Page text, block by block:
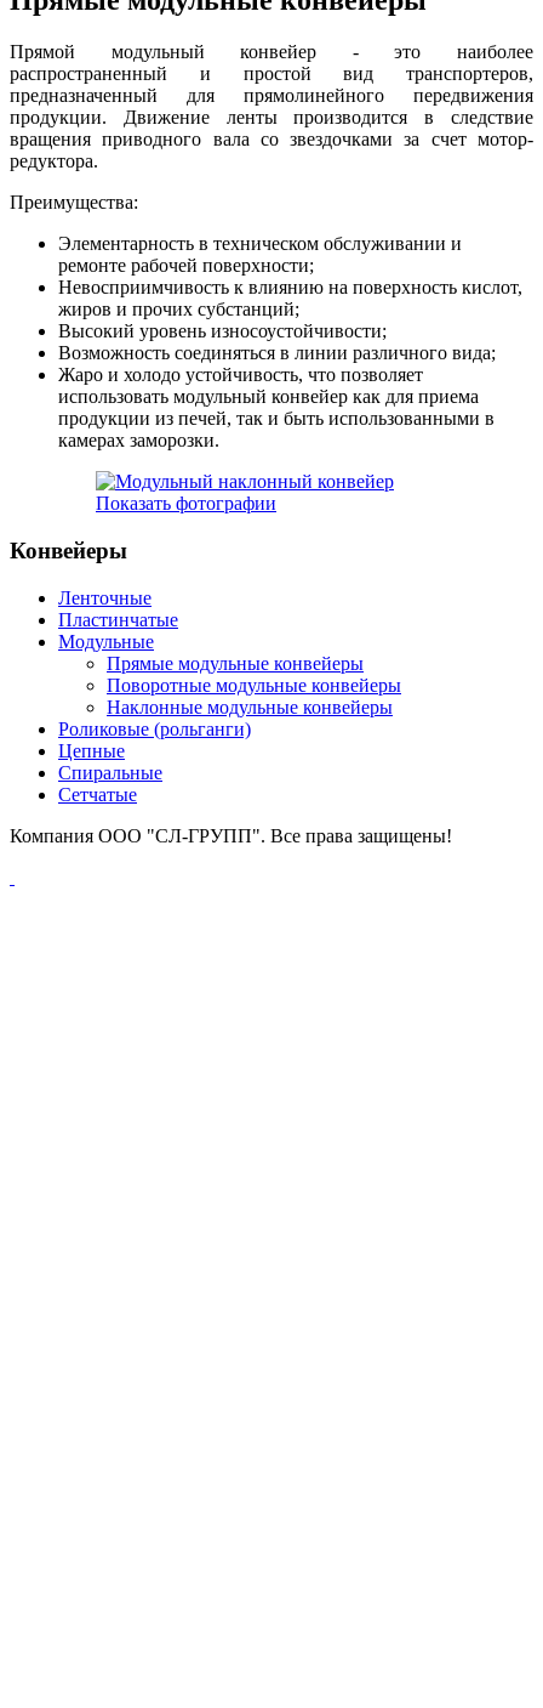
Прямой модульный конвейер - это наиболее
распространенный и простой вид транспортеров,
предназначенный для прямолинейного передвижения
продукции. Движение ленты производится в следствие
вращения приводного вала со звездочками за счет мотор-
редуктора.
Преимущества:
Элементарность в техническом обслуживании и
ремонте рабочей поверхности;
Невосприимчивость к влиянию на поверхность кислот,
жиров и прочих субстанций;
Высокий уровень износоустойчивости;
Возможность соединяться в линии различного вида;
Жаро и холодо устойчивость, что позволяет
использовать модульный конвейер как для приема
продукции из печей, так и быть использованными в
камерах заморозки.
Показать фотографии
Конвейеры
Ленточные
Пластинчатые
Модульные
Прямые модульные конвейеры
Поворотные модульные конвейеры
Наклонные модульные конвейеры
Роликовые (рольганги)
Цепные
Спиральные
Сетчатые
Компания ООО "СЛ-ГРУПП". Все права защищены!